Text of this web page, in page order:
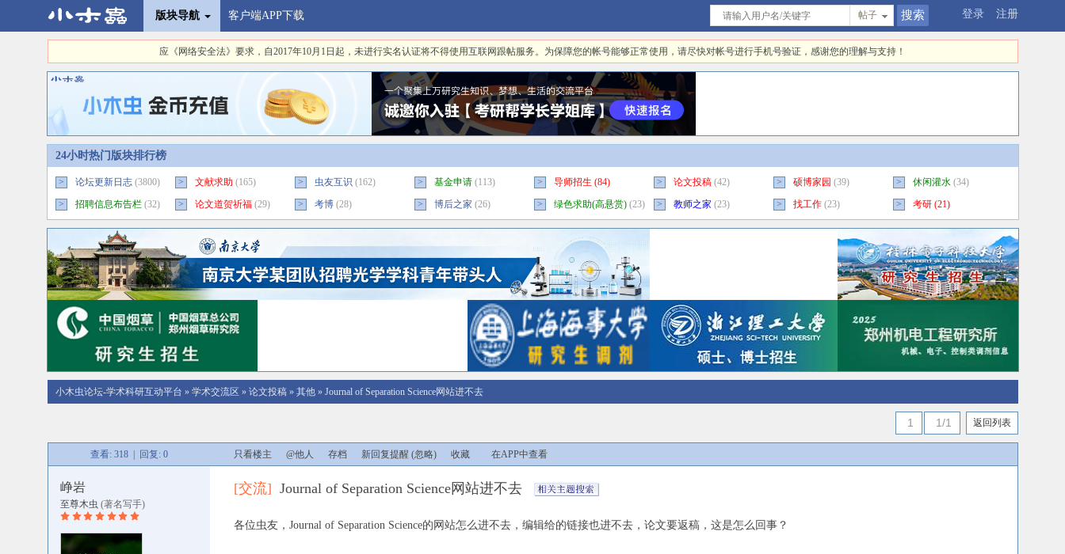
版块导航 客户端APP下载 登录 注册
帖子
应《网络安全法》要求，自2017年10月1日起，未进行实名认证将不得使用互联网跟帖服务。为保障您的帐号能够正常使用，请尽快对帐号进行手机号验证，感谢您的理解与支持！
24小时热门版块排行榜
> 论坛更新日志(3800) > 文献求助 (165) > 虫友互识 (162) > 基金申请(113) > 导师招生 (84) > 论文投稿(42) > 硕博家园 (39) > 休闲灌水(34)
>
招聘信息布告栏(32) > 论文道贺祈福(29) > 考博(28) > 博后之家 (26) > 绿色求助(高悬赏)(23) > 教师之家 (23) > 找工作(23) > 考研(21)
小木虫论坛-学术科研互动平台 » 学术交流区 » 论文投稿» 其他» Journal of Separation Science网站进不去
1 1/1 返回列表
查看: 318 | 回复: 0 只看楼主 @他人 存档 新回复提醒 (忽略) 收藏 在APP中查看
峥岩
至尊木虫 (著名写手)
[交流] Journal of Separation Science网站进不去
各位虫友，Journal of Separation Science的网站怎么进不去，编辑给的链接也进不去，论文要返稿，这是怎么回事？